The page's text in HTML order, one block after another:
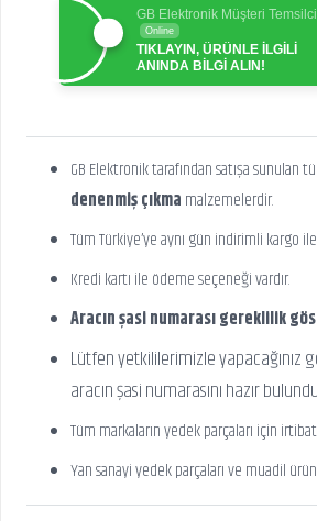
GB Elektronik Müşteri
Online
TIKLAYIN, ÜRÜNLE İLGİLİ
ANINDA BİLGİ ALIN!
GB Elektronik tarafından satışa sunulan
denenmiş çıkma malzemelerdir.
Tüm Türkiye’ye aynı gün indirimli kargo
Kredi kartı ile ödeme seçeneği vardır.
Aracın şasi numarası gereklilik
Lütfen yetkililerimizle yapacağınız
aracın şasi numarasını hazır
Tüm markaların yedek parçaları için
Yan sanayi yedek parçaları ve muadil